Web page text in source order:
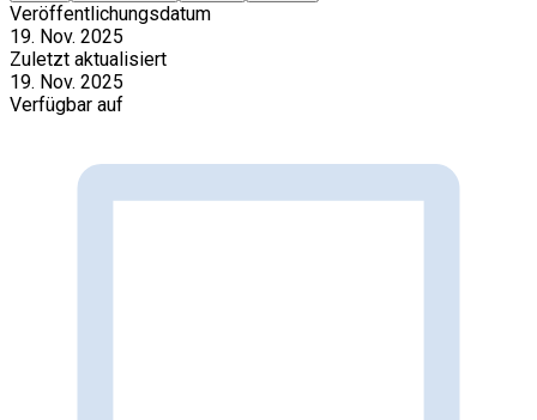
Veröffentlichungsdatum
19. Nov. 2025
Zuletzt aktualisiert
19. Nov. 2025
Verfügbar auf